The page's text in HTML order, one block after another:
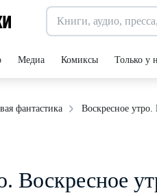
Медиа Комиксы Только у
фантастика Воскресное
Воскресное